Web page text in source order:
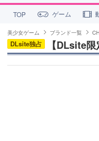
TOP ゲーム
美少女ゲーム ブランド一覧
DLsite独占 【DLsite